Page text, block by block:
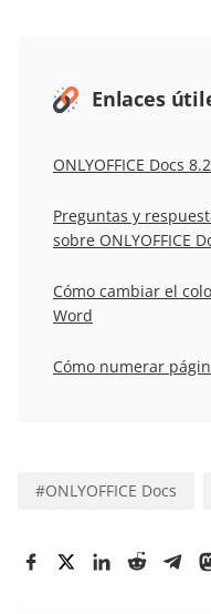
Enlaces
ONLYOFFICE Docs
Preguntas y
sobre ONLYOFFICE
Cómo cambiar el
Word
Cómo numerar
#ONLYOFFICE Docs